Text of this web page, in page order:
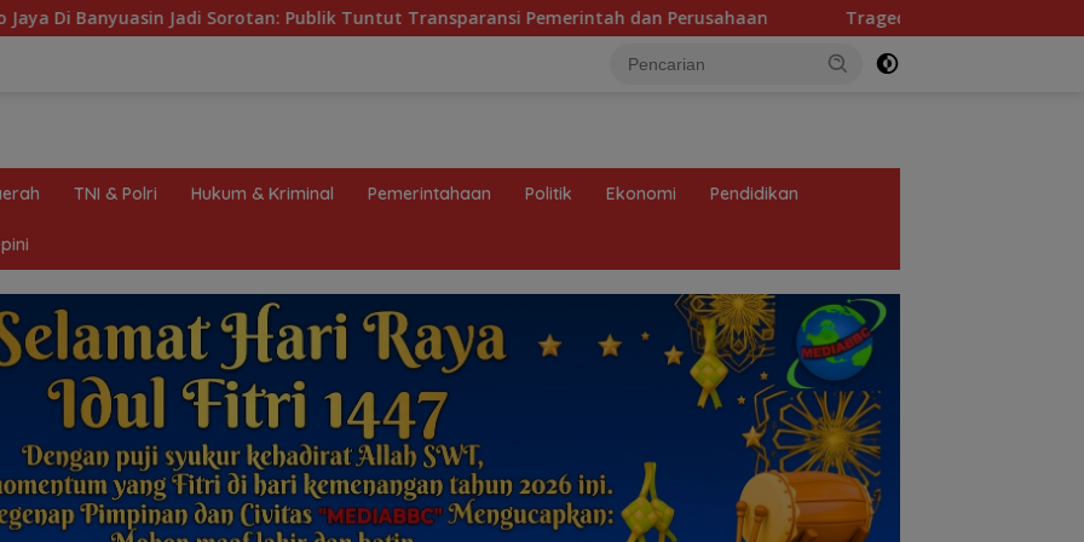
Tuntut Transparansi Pemerintah dan Perusahaan Tragedi KMP Mutiara Sentosa 2 dan Bobroknya
TNI & Polri Hukum & Kriminal Pemerintahaan Politik Ekonomi Pendidikan